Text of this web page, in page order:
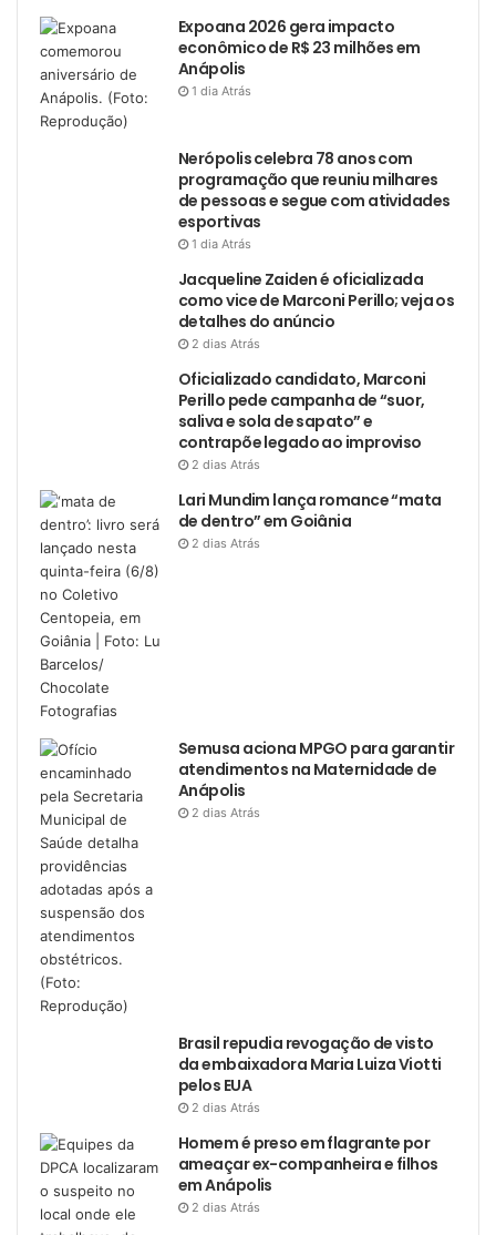
Expoana 2026 gera impacto
econômico de R$ 23 milhões em
Anápolis
1 dia Atrás
Nerópolis celebra 78 anos com
programação que reuniu milhares
de pessoas e segue com atividades
esportivas
1 dia Atrás
Jacqueline Zaiden é oficializada
como vice de Marconi Perillo; veja os
detalhes do anúncio
2 dias Atrás
Oficializado candidato, Marconi
Perillo pede campanha de “suor,
saliva e sola de sapato” e
contrapõe legado ao improviso
2 dias Atrás
Lari Mundim lança romance “mata
de dentro” em Goiânia
2 dias Atrás
Semusa aciona MPGO para garantir
atendimentos na Maternidade de
Anápolis
2 dias Atrás
Brasil repudia revogação de visto
da embaixadora Maria Luiza Viotti
pelos EUA
2 dias Atrás
Homem é preso em flagrante por
ameaçar ex-companheira e filhos
em Anápolis
2 dias Atrás